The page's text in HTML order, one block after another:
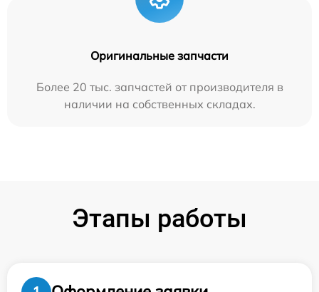
Оригинальные запчасти
Более 20 тыс. запчастей от производителя в
наличии на собственных складах.
Этапы работы